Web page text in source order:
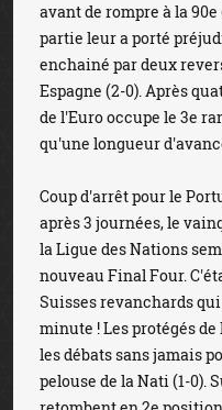
avant de rompre à la
partie leur a porté
enchainé par deux
Espagne (2-0). Après
de l'Euro occupe le 3e
qu'une longueur
Coup d'arrêt pour le
après 3 journées, le
la Ligue des Nations
nouveau Final Four.
Suisses revanchards
minute ! Les protégés
les débats sans jamais
pelouse de la Nati (1-0).